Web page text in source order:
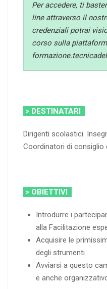
Per accedere, ti
line attraverso il
credenziali potrai
corso sulla
> DESTINATARI
Dirigenti scolastici.
Coordinatori di consiglio
> OBIETTIVI
Introdurre i
alla Facilitazione
Acquisire le
degli strumenti
Avviarsi a questo
e anche